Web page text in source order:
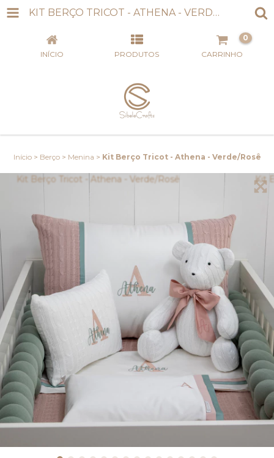
KIT BERÇO TRICOT - ATHENA - VERDE/ROSÊ
INÍCIO PRODUTOS CARRINHO
0
Início > Berço > Menina > Kit Berço Tricot - Athena - Verde/Rosê